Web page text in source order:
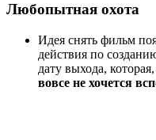
Любопытная охота
Идея снять фильм
действия по
дату выхода, которая,
вовсе не хочется